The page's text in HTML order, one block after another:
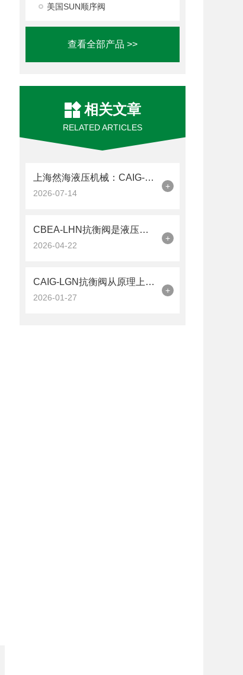
美国SUN顺序阀
查看全部产品 >>
相关文章
RELATED ARTICLES
上海然海液压机械：CAIG-LGN抗衡阀的品质之选——实测数据解析
2026-07-14
+
CBEA-LHN抗衡阀是液压系统中的平衡卫士
2026-04-22
+
CAIG-LGN抗衡阀从原理上可分解为以下三个层面
2026-01-27
+